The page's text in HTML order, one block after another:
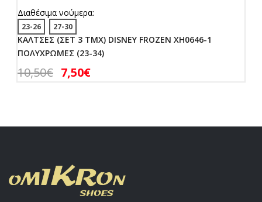
Διαθέσιμα νούμερα:
23-26 27-30
ΚΑΛΤΣΕΣ (ΣΕΤ 3 ΤΜΧ) DISNEY FROZEN XH0646-1
ΠΟΛΥΧΡΩΜΕΣ (23-34)
10,50€ 7,50€